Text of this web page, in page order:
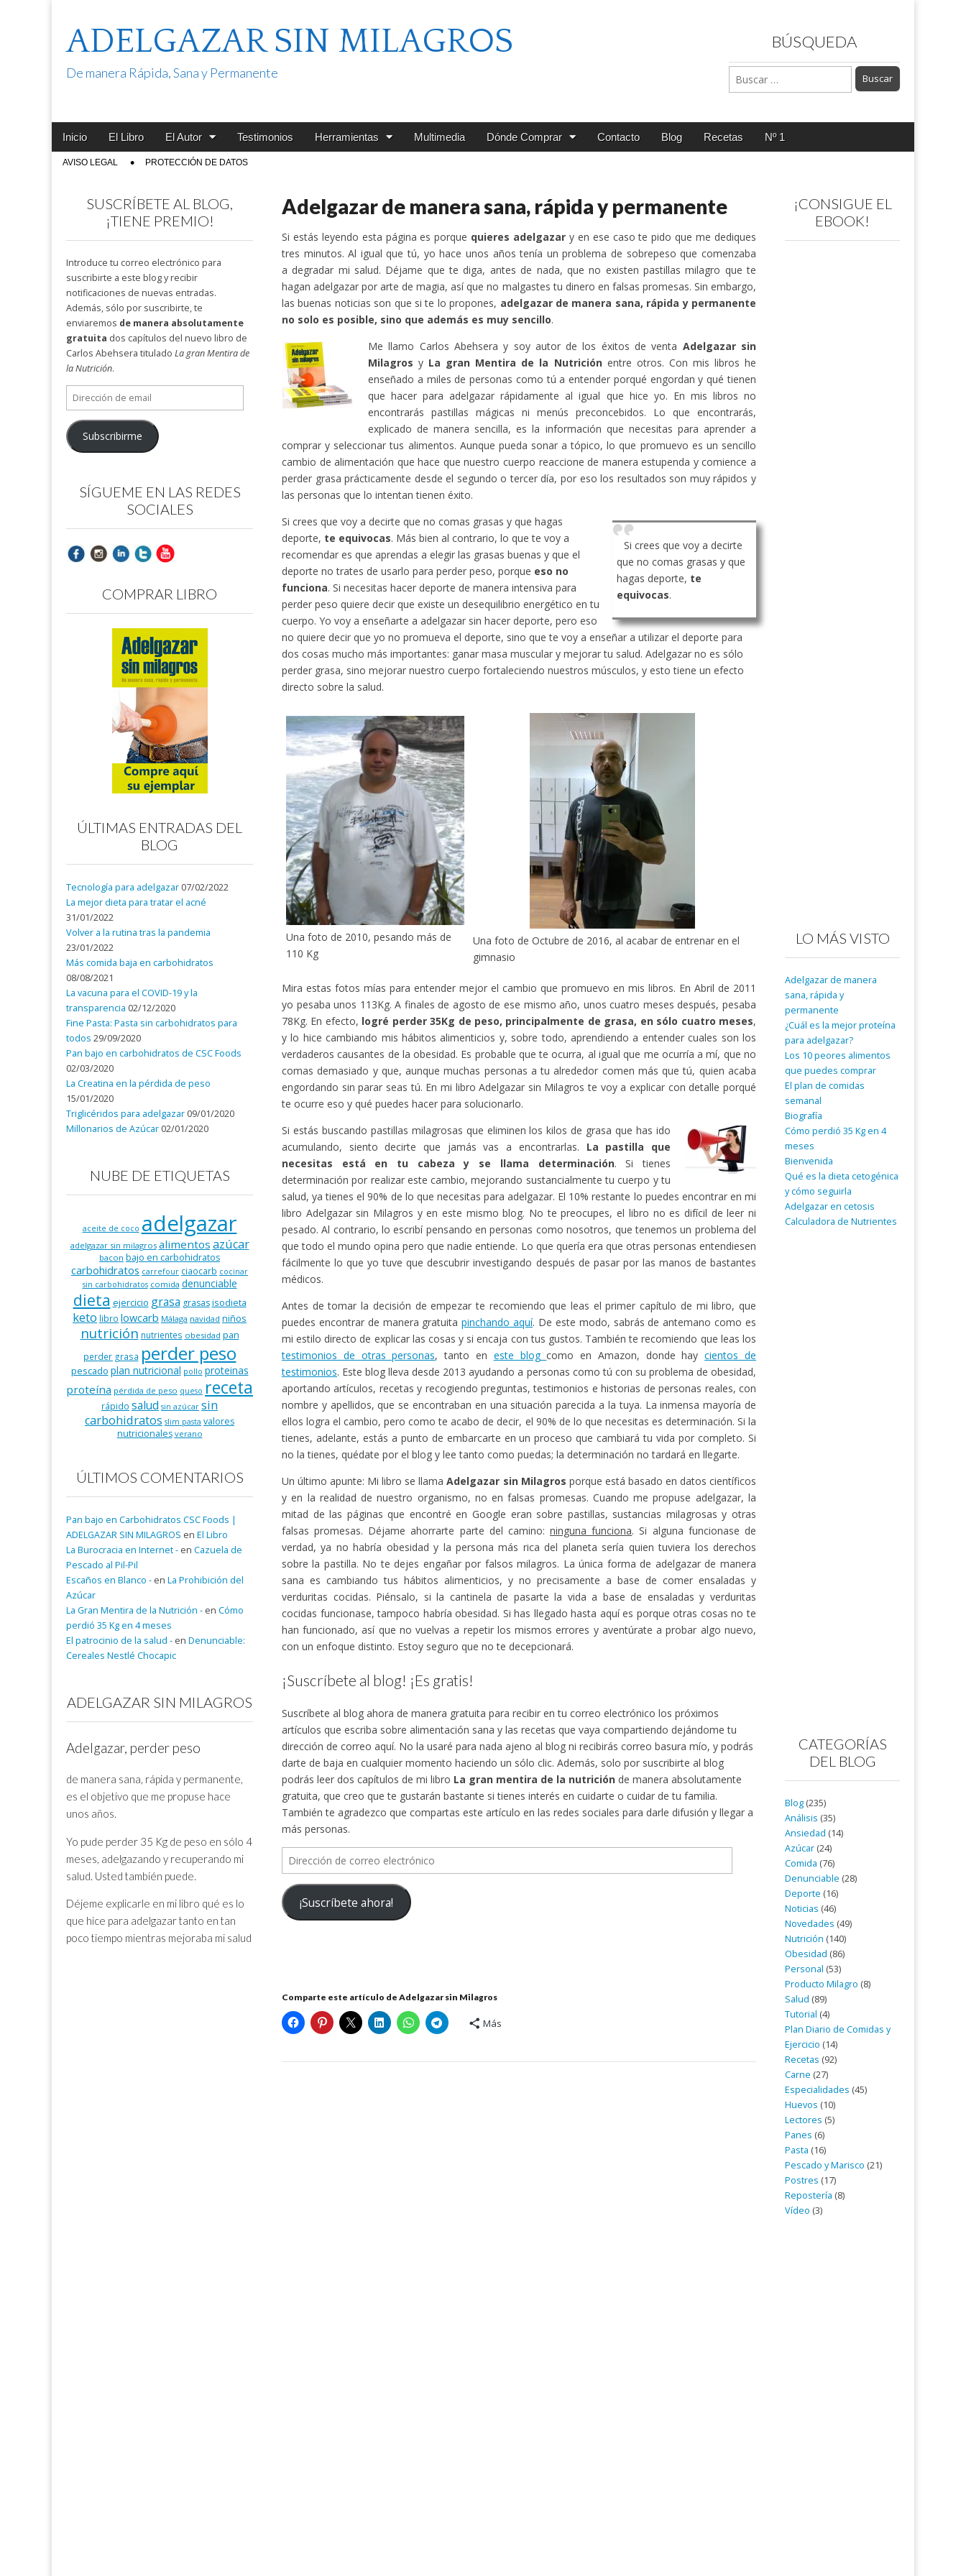
ADELGAZAR SIN MILAGROS
De manera Rápida, Sana y Permanente
BÚSQUEDA
Buscar:
Main
Skip
content
Inicio El Libro El Autor Testimonios Herramientas Multimedia Dónde Comprar Contacto Blog Recetas Nº 1
SubAVISO LEGAL PROTECCIÓN DE DATOS
Adelgazar de manera sana, rápida y permanente
Si estás leyendo esta página es porque quieres adelgazar y en ese caso te pido que me dediques
tres minutos. Al igual que tú, yo hace unos años tenía un problema de sobrepeso que comenzaba
a degradar mi salud. Déjame que te diga, antes de nada, que no existen pastillas milagro que te
hagan adelgazar por arte de magia, así que no malgastes tu dinero en falsas promesas. Sin embargo,
las buenas noticias son que si te lo propones, adelgazar de manera sana, rápida y permanente
no solo es posible, sino que además es muy sencillo.
Me llamo Carlos Abehsera y soy autor de los éxitos de venta Adelgazar sin
Milagros y La gran Mentira de la Nutriciónentre otros. Con mis libros he
enseñado a miles de personas como tú a entender porqué engordan y qué tienen
que hacer para adelgazar rápidamente al igual que hice yo. En mis libros no
encontrarás pastillas mágicas ni menús preconcebidos. Lo que encontrarás,
explicado de manera sencilla, es la información que necesitas para aprender a
comprar y seleccionar tus alimentos. Aunque pueda sonar a tópico, lo que promuevo es un sencillo
cambio de alimentación que hace que nuestro cuerpo reaccione de manera estupenda y comience a
perder grasa prácticamente desde el segundo o tercer día, por eso los resultados son muy rápidos y
las personas que lo intentan tienen éxito.
Si crees que voy a decirte
que no comas grasas y que
hagas deporte, te
equivocas.
Si crees que voy a decirte que no comas grasas y que hagas
deporte, te equivocas. Más bien al contrario, lo que te voy a
recomendar es que aprendas a elegir las grasas buenas y que el
deporte no trates de usarlo para perder peso, porque eso no
funciona. Si necesitas hacer deporte de manera intensiva para
perder peso quiere decir que existe un desequilibrio energético en tu
cuerpo. Yo voy a enseñarte a adelgazar sin hacer deporte, pero eso
no quiere decir que yo no promueva el deporte, sino que te voy a enseñar a utilizar el deporte para
dos cosas mucho más importantes: ganar masa muscular y mejorar tu salud. Adelgazar no es sólo
perder grasa, sino mejorar nuestro cuerpo fortaleciendo nuestros músculos, y esto tiene un efecto
directo sobre la salud.
Una foto de 2010, pesando más de
110 Kg
Una foto de Octubre de 2016, al acabar de entrenar en el
gimnasio
Mira estas fotos mías para entender mejor el cambio que promuevo en mis libros. En Abril de 2011
yo pesaba unos 113Kg. A finales de agosto de ese mismo año, unos cuatro meses después, pesaba
78Kg. En efecto, logré perder 35Kg de peso, principalmente de grasa, en sólo cuatro meses,
y lo hice cambiando mis hábitos alimenticios y, sobre todo, aprendiendo a entender cuales son los
verdaderos causantes de la obesidad. Es probable que te ocurra, al igual que me ocurría a mí, que no
comas demasiado y que, aunque muchas personas a tu alrededor comen más que tú, quien acaba
engordando sin parar seas tú. En mi libro Adelgazar sin Milagros te voy a explicar con detalle porqué
te ocurre eso y qué puedes hacer para solucionarlo.
Si estás buscando pastillas milagrosas que eliminen los kilos de grasa que has ido
acumulando, siento decirte que jamás vas a encontrarlas. La pastilla que
necesitas está en tu cabeza y se llama determinación. Si tienes
determinación por realizar este cambio, mejorando sustancialmente tu cuerpo y tu
salud, ya tienes el 90% de lo que necesitas para adelgazar. El 10% restante lo puedes encontrar en mi
libro Adelgazar sin Milagros y en este mismo blog. No te preocupes, el libro no es difícil de leer ni
pesado. Al contrario, lo escribí pensando en personas como nosotros, que tenemos un problema del
que todo el mundo opina pero que nadie entiende. Lo que quería era que otras personas entendiesen
fácilmente lo que yo tuve que descubrir investigando después de pasar por las manos de bastantes
médicos.
Antes de tomar la decisión de empezar te recomiendo que leas el primer capítulo de mi libro, que
puedes encontrar de manera gratuitapinchando aquí. De este modo, sabrás de antemano como es
mi estilo directo de explicar las cosas y si encaja con tus gustos. También te recomiendo que leas los
testimonios de otras personas, tanto en este blogcomo en Amazon, donde haycientos de
testimonios. Este blog lleva desde 2013 ayudando a personas como tú con su problema de obesidad,
aportando artículos, recetas y recogiendo preguntas, testimonios e historias de personas reales, con
nombre y apellidos, que se encontraban en una situación parecida a la tuya. La inmensa mayoría de
ellos logra el cambio, pero como te acabo de decir, el 90% de lo que necesitas es determinación. Si la
tienes, adelante, estás a punto de embarcarte en un proceso que cambiará tu vida por completo. Si
no la tienes, quédate por el blog y lee tanto como puedas; la determinación no tardará en llegarte.
Un último apunte: Mi libro se llamaAdelgazar sin Milagros porque está basado en datos científicos
y en la realidad de nuestro organismo, no en falsas promesas. Cuando me propuse adelgazar, la
mitad de las páginas que encontré en Google eran sobre pastillas, sustancias milagrosas y otras
falsas promesas. Déjame ahorrarte parte del camino:ninguna funciona. Si alguna funcionase de
verdad, ya no habría obesidad y la persona más rica del planeta sería quien tuviera los derechos
sobre la pastilla. No te dejes engañar por falsos milagros. La única forma de adelgazar de manera
sana es cambiando tus hábitos alimenticios, y no precisamente a base de comer ensaladas y
verduritas cocidas. Piénsalo, si la cantinela de pasarte la vida a base de ensaladas y verduritas
cocidas funcionase, tampoco habría obesidad. Si has llegado hasta aquí es porque otras cosas no te
han funcionado, así que no vuelvas a repetir los mismos errores y aventúrate a probar algo nuevo,
con un enfoque distinto. Estoy seguro que no te decepcionará.
¡Suscríbete al blog! ¡Es gratis!
Suscríbete al blog ahora de manera gratuita para recibir en tu correo electrónico los próximos
artículos que escriba sobre alimentación sana y las recetas que vaya compartiendo dejándome tu
dirección de correo aquí. No la usaré para nada ajeno al blog ni recibirás correo basura mío, y podrás
darte de baja en cualquier momento haciendo un sólo clic. Además, solo por suscribirte al blog
podrás leer dos capítulos de mi libro La gran mentira de la nutrición de manera absolutamente
gratuita, que creo que te gustarán bastante si tienes interés en cuidarte o cuidar de tu familia.
También te agradezco que compartas este artículo en las redes sociales para darle difusión y llegar a
más personas.
Dirección
de
correo
electrónico
¡Suscríbete ahora!
Comparte este artículo de Adelgazar sin Milagros
Más
SUSCRÍBETE AL BLOG,
¡TIENE PREMIO!
Introduce tu correo electrónico para
suscribirte a este blog y recibir
notificaciones de nuevas entradas.
Además, sólo por suscribirte, te
enviaremos de manera absolutamente
gratuita dos capítulos del nuevo libro de
Carlos Abehsera titulado La gran Mentira de
la Nutrición.
Dirección
de
email
Subscribirme
SÍGUEME EN LAS REDES
SOCIALES
COMPRAR LIBRO
ÚLTIMAS ENTRADAS DEL
BLOG
Tecnología para adelgazar 07/02/2022
La mejor dieta para tratar el acné
31/01/2022
Volver a la rutina tras la pandemia
23/01/2022
Más comida baja en carbohidratos
08/08/2021
La vacuna para el COVID-19 y la
transparencia 02/12/2020
Fine Pasta: Pasta sin carbohidratos para
todos 29/09/2020
Pan bajo en carbohidratos de CSC Foods
02/03/2020
La Creatina en la pérdida de peso
15/01/2020
Triglicéridos para adelgazar 09/01/2020
Millonarios de Azúcar 02/01/2020
NUBE DE ETIQUETAS
aceite de coco adelgazar
adelgazar sin milagros alimentos azúcar
bacon bajo en carbohidratos
carbohidratos carrefour ciaocarb cocinar
sin carbohidratos comida denunciable
dieta ejercicio grasa grasas isodieta
keto libro lowcarb Málaga navidad niños
nutrición nutrientes obesidad pan
perder grasa perder peso
pescado plan nutricional pollo proteinas
proteína pérdida de peso queso receta
rápido salud sin azúcar sin
carbohidratos slim pasta valores
nutricionales verano
ÚLTIMOS COMENTARIOS
Pan bajo en Carbohidratos CSC Foods |
ADELGAZAR SIN MILAGROS en El Libro
La Burocracia en Internet - en Cazuela de
Pescado al Pil-Pil
Escaños en Blanco - en La Prohibición del
Azúcar
La Gran Mentira de la Nutrición - en Cómo
perdió 35 Kg en 4 meses
El patrocinio de la salud - en Denunciable:
Cereales Nestlé Chocapic
ADELGAZAR SIN MILAGROS
Adelgazar, perder peso
de manera sana, rápida y permanente,
es el objetivo que me propuse hace
unos años.
Yo pude perder 35 Kg de peso en sólo 4
meses, adelgazando y recuperando mi
salud. Usted también puede.
Déjeme explicarle en mi libro qué es lo
que hice para adelgazar tanto en tan
poco tiempo mientras mejoraba mi salud
¡CONSIGUE EL
EBOOK!
LO MÁS VISTO
Adelgazar de manera
sana, rápida y
permanente
¿Cuál es la mejor proteína
para adelgazar?
Los 10 peores alimentos
que puedes comprar
El plan de comidas
semanal
Biografía
Cómo perdió 35 Kg en 4
meses
Bienvenida
Qué es la dieta cetogénica
y cómo seguirla
Adelgazar en cetosis
Calculadora de Nutrientes
CATEGORÍAS
DEL BLOG
Blog (235)
Análisis (35)
Ansiedad (14)
Azúcar (24)
Comida (76)
Denunciable (28)
Deporte (16)
Noticias (46)
Novedades (49)
Nutrición (140)
Obesidad (86)
Personal (53)
Producto Milagro (8)
Salud (89)
Tutorial (4)
Plan Diario de Comidas y
Ejercicio (14)
Recetas (92)
Carne (27)
Especialidades (45)
Huevos (10)
Lectores (5)
Panes (6)
Pasta (16)
Pescado y Marisco (21)
Postres (17)
Repostería (8)
Vídeo (3)